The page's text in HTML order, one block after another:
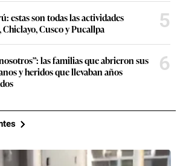
estas son todas las actividades
Cusco y Pucallpa
5
las familias que abrieron sus
y heridos que llevaban años
6